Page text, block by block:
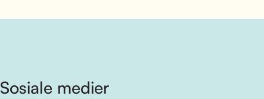
Sosiale medier